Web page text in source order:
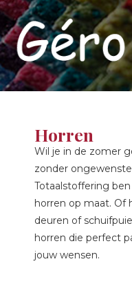
Horren
Wil je in de zomer
zonder
Totaalstoffering
horren op maat. Of
deuren of
horren die perfect
jouw wensen.